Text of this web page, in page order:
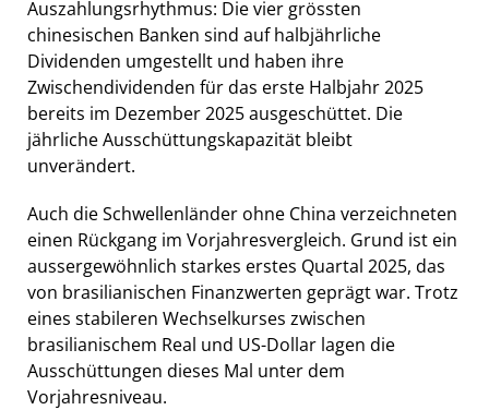
Auszahlungsrhythmus: Die vier grössten
chinesischen Banken sind auf halbjährliche
Dividenden umgestellt und haben ihre
Zwischendividenden für das erste Halbjahr 2025
bereits im Dezember 2025 ausgeschüttet. Die
jährliche Ausschüttungskapazität bleibt
unverändert.
Auch die Schwellenländer ohne China verzeichneten
einen Rückgang im Vorjahresvergleich. Grund ist ein
aussergewöhnlich starkes erstes Quartal 2025, das
von brasilianischen Finanzwerten geprägt war. Trotz
eines stabileren Wechselkurses zwischen
brasilianischem Real und US-Dollar lagen die
Ausschüttungen dieses Mal unter dem
Vorjahresniveau.